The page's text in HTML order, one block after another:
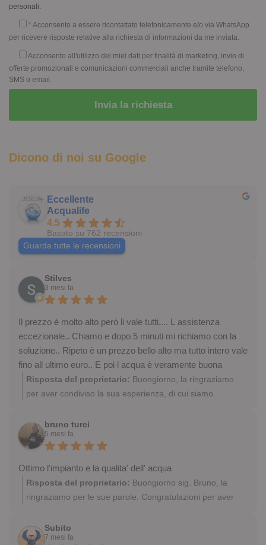
personali.
* Acconsento a essere ricontattato telefonicamente e/o via WhatsApp
per ricevere risposte relative alla richiesta di informazioni da me inviata.
Acconsento all'utilizzo dei miei dati per finalità di marketing, invio di
offerte promozionali e comunicazioni commerciali anche tramite telefono,
SMS o email.
Dicono di noi su Google
Eccellente
Acqualife
4.5
Basato su 762 recensioni
Guarda tutte le recensioni
Stilves
3 mesi fa
Il prezzo è molto alto però li vale tutti.... L assistenza
eccezionale.. Chiamo e dopo 5 minuti mi richiamo con la
soluzione.. Ripeto è un prezzo bello alto ma tutto intero vale
fino all ultimo euro.. E poi l acqua è veramente buona
Risposta del proprietario: Buongiorno, la ringraziamo
per aver condiviso la sua esperienza, di cui siamo
qualità dal rubinetto di casa, eliminando le bottiglie di
plastica! Sempre a sua disposizione
bruno turci
5 mesi fa
Ottimo l'impianto e la qualita' dell' acqua
Risposta del proprietario: Buongiorno sig. Bruno, la
ringraziamo per le sue parole. Congratulazioni per aver
sostenere l'ambiente! Ci auguriamo di risentirla, sempre a
sua disposizione
Subito
7 mesi fa